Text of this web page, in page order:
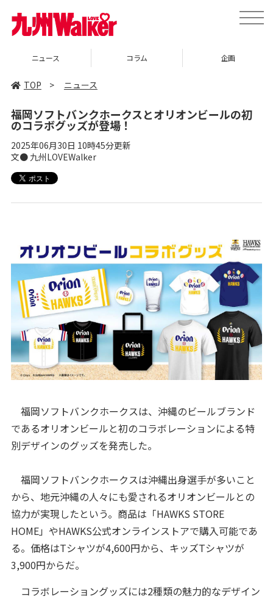
toggle
ニュース コラム 企画
TOP > ニュース
福岡ソフトバンクホークスとオリオンビールの初
のコラボグッズが登場！
2025年06月30日 10時45分更新
文● 九州LOVEWalker
福岡ソフトバンクホークスは、沖縄のビールブランド
であるオリオンビールと初のコラボレーションによる特
別デザインのグッズを発売した。
福岡ソフトバンクホークスは沖縄出身選手が多いこと
から、地元沖縄の人々にも愛されるオリオンビールとの
協力が実現したという。商品は「HAWKS STORE
HOME」やHAWKS公式オンラインストアで購入可能であ
る。価格はTシャツが4,600円から、キッズTシャツが
3,900円からだ。
コラボレーショングッズには2種類の魅力的なデザイン